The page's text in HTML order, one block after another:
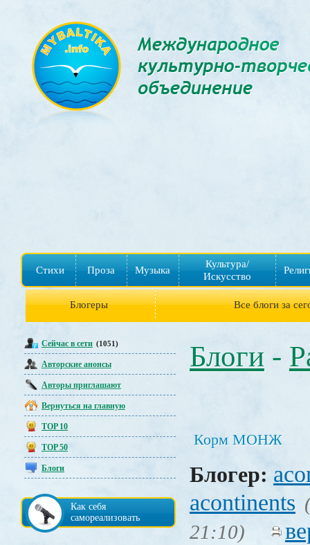
Стихи Проза Музыка
Культура/
Искусство
Блогеры Все блоги за
Сейчас в сети (1051)
Авторские анонсы
Авторы приглашают
Вернуться на главную
TOP 10
TOP 50
Блоги
Как себя
самореализовать
Блоги -
Корм МОНЖ
Блогер:
acontinents
21:10)